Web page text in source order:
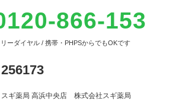
866-153
ーダイヤル / 携帯・PHPSからでもOKです
256173
スギ薬局 高浜中央店 株式会社スギ薬局